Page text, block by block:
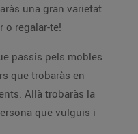
una gran varietat
o regalar-te!
passis pels mobles
que trobaràs en
Allà trobaràs la
que vulguis i